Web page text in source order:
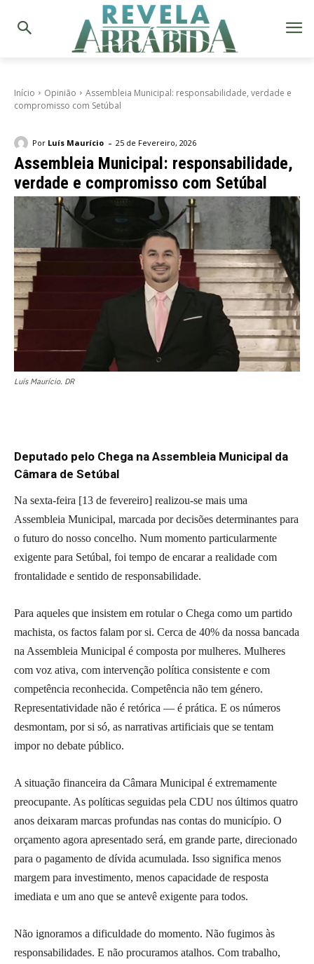
Início Opinião
Assembleia Municipal: responsabilidade, verdade e
compromisso com Setúbal
Por Luís Maurício - 25 de Fevereiro, 2026
Assembleia Municipal: responsabilidade,
verdade e compromisso com Setúbal
Luís Maurício. DR
Deputado pelo Chega na Assembleia Municipal da
Câmara de Setúbal
Na sexta-feira [13 de fevereiro] realizou-se mais uma
Assembleia Municipal, marcada por decisões determinantes para
o futuro do nosso concelho. Num momento particularmente
exigente para Setúbal, foi tempo de encarar a realidade com
frontalidade e sentido de responsabilidade.
Para aqueles que insistem em rotular o Chega como um partido
machista, os factos falam por si. Cerca de 40% da nossa bancada
na Assembleia Municipal é composta por mulheres. Mulheres
com voz ativa, com intervenção política consistente e com
competência reconhecida. Competência não tem género.
Representatividade não é retórica — é prática. E os números
desmontam, por si só, as narrativas artificiais que se tentam
impor no debate público.
A situação financeira da Câmara Municipal é extremamente
preocupante. As políticas seguidas pela CDU nos últimos quatro
anos deixaram marcas profundas nas contas do município. O
orçamento agora apresentado será, em grande parte, direcionado
para o pagamento de dívida acumulada. Isso significa menos
margem para investimento, menos capacidade de resposta
imediata e um ano que se antevê exigente para todos.
Não ignoramos a dificuldade do momento. Não fugimos às
responsabilidades. E não procuramos atalhos. Com trabalho,